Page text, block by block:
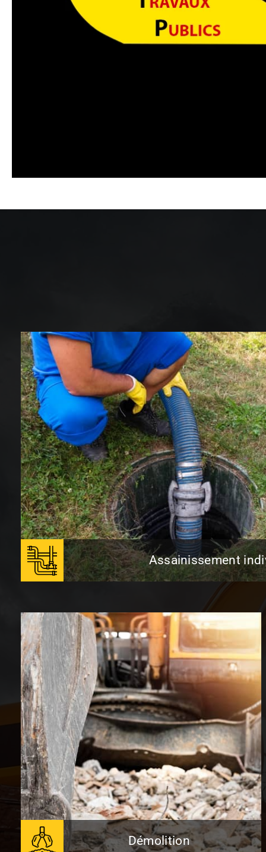
Assainissement
Assainissement
Notre entreprise vous accompagne de la
et vous aide à choisir la meilleure solution
votre logement.
En Savoir Plus
Démolition